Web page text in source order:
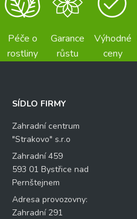
Péče o
rostliny
Garance
růstu
Výhodné
ceny
SÍDLO FIRMY
Zahradní centrum
"Strakovo" s.r.o
Zahradní 459
593 01 Bystřice nad
Pernštejnem
Adresa provozovny:
Zahradní 291